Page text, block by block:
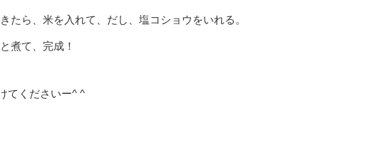
ら、米を入れて、だし、塩コショウをいれる。
煮て、完成！
てくださいー^ ^